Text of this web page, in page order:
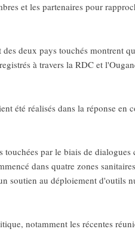
et les partenaires pour
deux pays touchés montrent
à travers la RDC et
été réalisés dans la réponse
par le biais de
dans quatre zones
soutien au déploiement d'outils
notamment les récentes